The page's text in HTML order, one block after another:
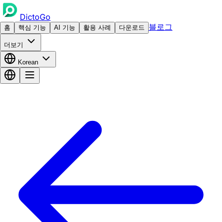
DictoGo
홈 핵심 기능 AI 기능 활용 사례 다운로드 블로그
더보기
Korean